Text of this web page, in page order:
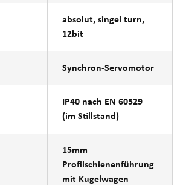
absolut, singel turn,
12bit
Synchron-Servomotor
IP40 nach EN 60529
(im Stillstand)
15mm
Profilschienenführung
mit Kugelwagen